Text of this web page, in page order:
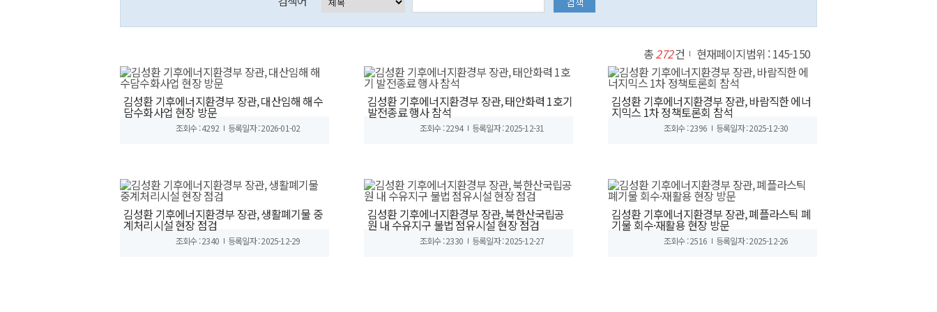
총272건 현재페이지범위 : 145-150
김성환 기후에너지환경부 장관, 대산임해 해수
담수화사업 현장 방문
조회수 : 4292 등록일자 : 2026-01-02
김성환 기후에너지환경부 장관, 태안화력 1호기
발전종료 행사 참석
조회수 : 2294 등록일자 : 2025-12-31
김성환 기후에너지환경부 장관, 바람직한 에너
지믹스 1차 정책토론회 참석
조회수 : 2396 등록일자 : 2025-12-30
김성환 기후에너지환경부 장관, 생활폐기물 중
계처리시설 현장 점검
조회수 : 2340 등록일자 : 2025-12-29
김성환 기후에너지환경부 장관, 북한산국립공
원 내 수유지구 불법 점유시설 현장 점검
조회수 : 2330 등록일자 : 2025-12-27
김성환 기후에너지환경부 장관, 폐플라스틱 폐
기물 회수·재활용 현장 방문
조회수 : 2516 등록일자 : 2025-12-26